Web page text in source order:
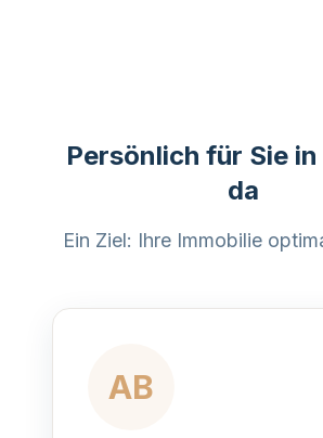
Persönlich für Sie
da
Ein Ziel: Ihre Immobilie
AB